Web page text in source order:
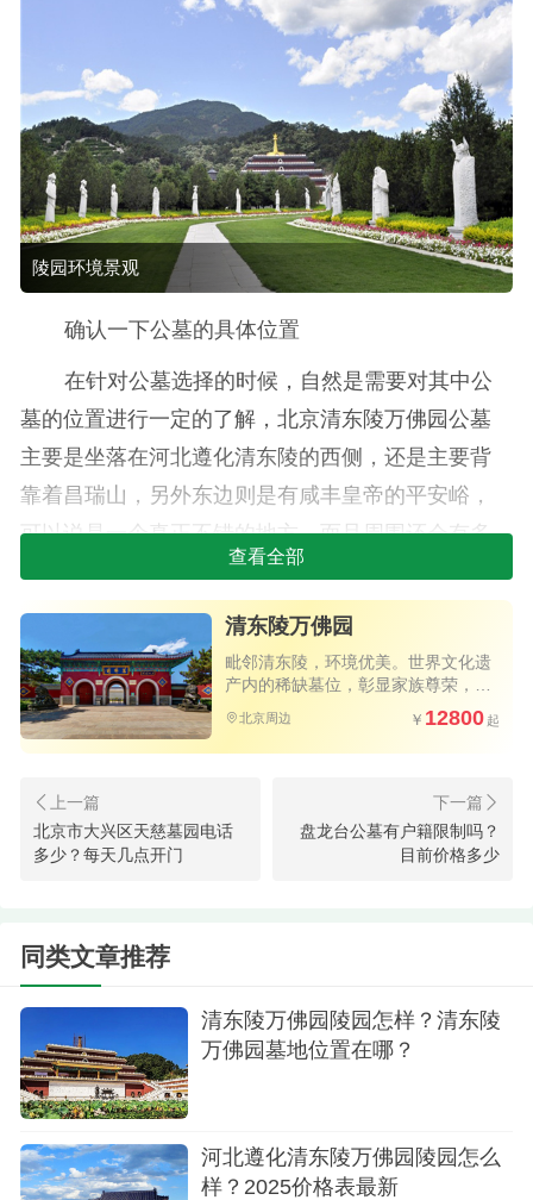
陵园环境景观
确认一下公墓的具体位置
在针对公墓选择的时候，自然是需要对其中公
墓的位置进行一定的了解，北京清东陵万佛园公墓
主要是坐落在河北遵化清东陵的西侧，还是主要背
靠着昌瑞山，另外东边则是有咸丰皇帝的平安峪，
可以说是一个真正不错的地方，而且周围还会有多
家的皇家陵园 ，可以说是一块难得的风水宝地。
确认一下公墓的具体环境
在了解了公墓的位置后，对公墓的环境还是需
要进行一定的了解，这一公墓的环境也是众多逝者
家属可以放心的，因为墓地内还是属于原生态的风
格，加上因为地理位置的优越，所以很多逝者家属
在第一次到这里的时候，就会被这里美丽的山水景
色所吸引，所陶醉，是一个真正不错的地方，在环
现在的北京清东陵万佛园公墓，的确是成为人
们会关注的一块墓地，因为地理位置的优越，所以
现在很多逝者家属对这块墓地还是比较关注的，想
要来进行考察的话，可以选择通过网站或者是电话
进行预约，之后就可以对公墓有更多的了解。
查看全部
清东陵万佛园
毗邻清东陵，环境优美。世界文化遗
产内的稀缺墓位，彰显家族尊荣，皇
家堪舆格局。北京选墓专车接送。
北京周边 12800
北京市大兴区天慈墓园电话
多少？每天几点开门
盘龙台公墓有户籍限制吗？
目前价格多少
同类文章推荐
清东陵万佛园陵园怎样？清东陵
万佛园墓地位置在哪？
河北遵化清东陵万佛园陵园怎么
样？2025价格表最新